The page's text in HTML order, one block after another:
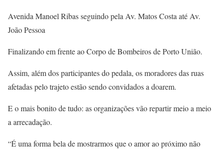
Avenida Manoel Ribas seguindo pela Av. Matos Costa até Av.
João Pessoa
Finalizando em frente ao Corpo de Bombeiros de Porto União.
Assim, além dos participantes do pedala, os moradores das ruas
afetadas pelo trajeto estão sendo convidados a doarem.
E o mais bonito de tudo: as organizações vão repartir meio a meio
a arrecadação.
“É uma forma bela de mostrarmos que o amor ao próximo não